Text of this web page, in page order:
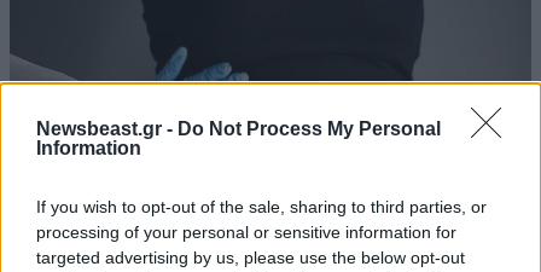
Newsbeast.gr - Do Not Process My Personal
Information
If you wish to opt-out of the sale, sharing to third parties, or
processing of your personal or sensitive information for
targeted advertising by us, please use the below opt-out